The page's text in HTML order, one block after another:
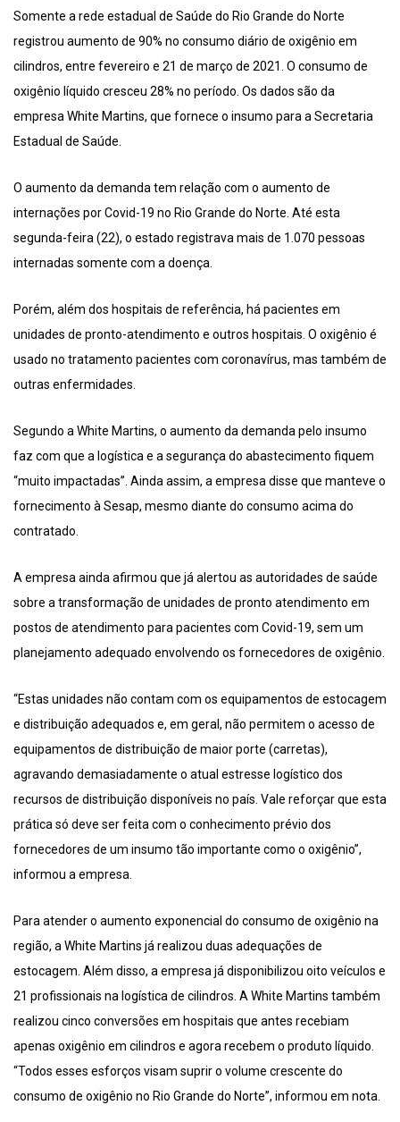
Somente a rede estadual de Saúde do Rio Grande do Norte
registrou aumento de 90% no consumo diário de oxigênio em
cilindros, entre fevereiro e 21 de março de 2021. O consumo de
oxigênio líquido cresceu 28% no período. Os dados são da
empresa White Martins, que fornece o insumo para a Secretaria
Estadual de Saúde.
O aumento da demanda tem relação com o aumento de
internações por Covid-19 no Rio Grande do Norte. Até esta
segunda-feira (22), o estado registrava mais de 1.070 pessoas
internadas somente com a doença.
Porém, além dos hospitais de referência, há pacientes em
unidades de pronto-atendimento e outros hospitais. O oxigênio é
usado no tratamento pacientes com coronavírus, mas também de
outras enfermidades.
Segundo a White Martins, o aumento da demanda pelo insumo
faz com que a logística e a segurança do abastecimento fiquem
“muito impactadas”. Ainda assim, a empresa disse que manteve o
fornecimento à Sesap, mesmo diante do consumo acima do
contratado.
A empresa ainda afirmou que já alertou as autoridades de saúde
sobre a transformação de unidades de pronto atendimento em
postos de atendimento para pacientes com Covid-19, sem um
planejamento adequado envolvendo os fornecedores de oxigênio.
“Estas unidades não contam com os equipamentos de estocagem
e distribuição adequados e, em geral, não permitem o acesso de
equipamentos de distribuição de maior porte (carretas),
agravando demasiadamente o atual estresse logístico dos
recursos de distribuição disponíveis no país. Vale reforçar que esta
prática só deve ser feita com o conhecimento prévio dos
fornecedores de um insumo tão importante como o oxigênio”,
informou a empresa.
Para atender o aumento exponencial do consumo de oxigênio na
região, a White Martins já realizou duas adequações de
estocagem. Além disso, a empresa já disponibilizou oito veículos e
21 profissionais na logística de cilindros. A White Martins também
realizou cinco conversões em hospitais que antes recebiam
apenas oxigênio em cilindros e agora recebem o produto líquido.
“Todos esses esforços visam suprir o volume crescente do
consumo de oxigênio no Rio Grande do Norte”, informou em nota.